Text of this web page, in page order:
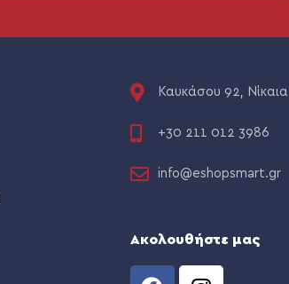
Καυκάσου 92, Νίκαια
+30 211 012 3986
info@eshopsmart.gr
Ακολουθήστε μας